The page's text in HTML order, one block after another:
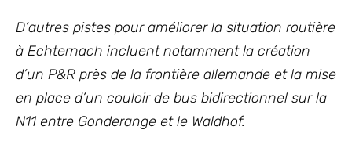
D’autres pistes pour améliorer la situation routière
à Echternach incluent notamment la création
d’un P&R près de la frontière allemande et la mise
en place d’un couloir de bus bidirectionnel sur la
N11 entre Gonderange et le Waldhof.